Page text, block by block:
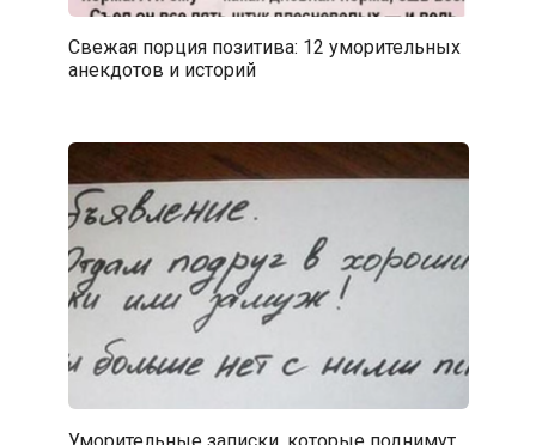
Свежая порция позитива: 12 уморительных
анекдотов и историй
Уморительные записки, которые поднимут